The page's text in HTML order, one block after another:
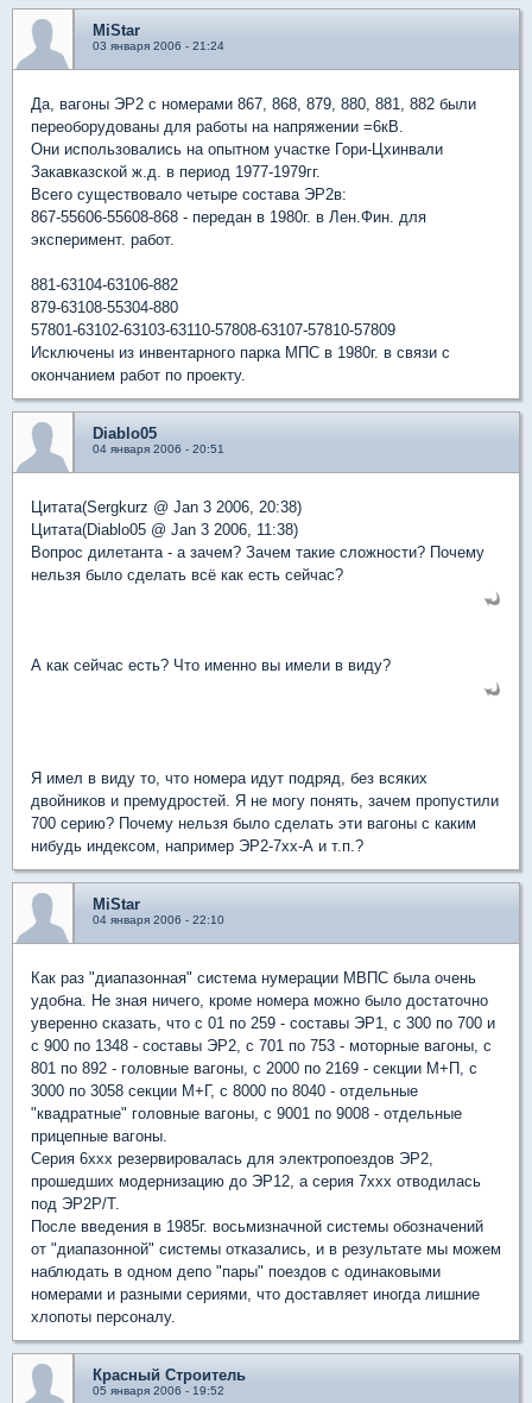
MiStar
03 января 2006 - 21:24
Да, вагоны ЭР2 с номерами 867, 868, 879, 880, 881, 882 были
переоборудованы для работы на напряжении =6кВ.
Они использовались на опытном участке Гори-Цхинвали
Закавказской ж.д. в период 1977-1979гг.
Всего существовало четыре состава ЭР2в:
867-55606-55608-868 - передан в 1980г. в Лен.Фин. для
эксперимент. работ.
881-63104-63106-882
879-63108-55304-880
57801-63102-63103-63110-57808-63107-57810-57809
Исключены из инвентарного парка МПС в 1980г. в связи с
окончанием работ по проекту.
Diablo05
04 января 2006 - 20:51
Цитата(Sergkurz @ Jan 3 2006, 20:38)
Цитата(Diablo05 @ Jan 3 2006, 11:38)
Вопрос дилетанта - а зачем? Зачем такие сложности? Почему
нельзя было сделать всё как есть сейчас?
А как сейчас есть? Что именно вы имели в виду?
Я имел в виду то, что номера идут подряд, без всяких
двойников и премудростей. Я не могу понять, зачем пропустили
700 серию? Почему нельзя было сделать эти вагоны с каким
нибудь индексом, например ЭР2-7хх-А и т.п.?
MiStar
04 января 2006 - 22:10
Как раз "диапазонная" система нумерации МВПС была очень
удобна. Не зная ничего, кроме номера можно было достаточно
уверенно сказать, что с 01 по 259 - составы ЭР1, с 300 по 700 и
с 900 по 1348 - составы ЭР2, с 701 по 753 - моторные вагоны, с
801 по 892 - головные вагоны, с 2000 по 2169 - секции М+П, с
3000 по 3058 секции М+Г, с 8000 по 8040 - отдельные
"квадратные" головные вагоны, с 9001 по 9008 - отдельные
прицепные вагоны.
Серия 6ххх резервировалась для электропоездов ЭР2,
прошедших модернизацию до ЭР12, а серия 7ххх отводилась
под ЭР2Р/Т.
После введения в 1985г. восьмизначной системы обозначений
от "диапазонной" системы отказались, и в результате мы можем
наблюдать в одном депо "пары" поездов с одинаковыми
номерами и разными сериями, что доставляет иногда лишние
хлопоты персоналу.
Красный Строитель
05 января 2006 - 19:52